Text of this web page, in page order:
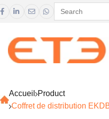
   
Accueil Product
Coffret de distribution